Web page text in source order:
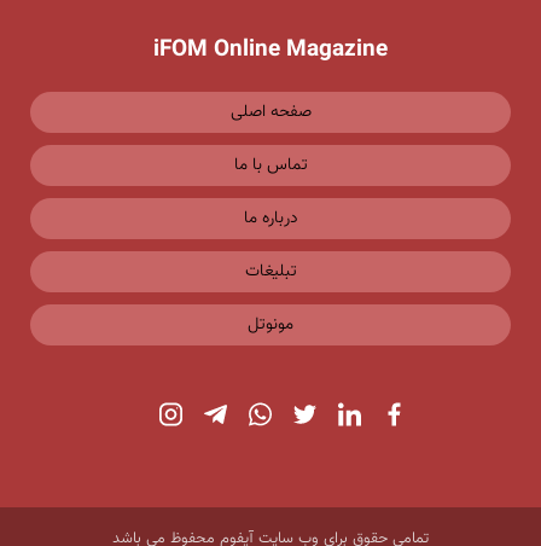
iFOM Online Magazine
صفحه اصلی
تماس با ما
درباره ما
تبلیغات
مونوتل
تمامی حقوق برای وب سایت آیفوم محفوظ می باشد